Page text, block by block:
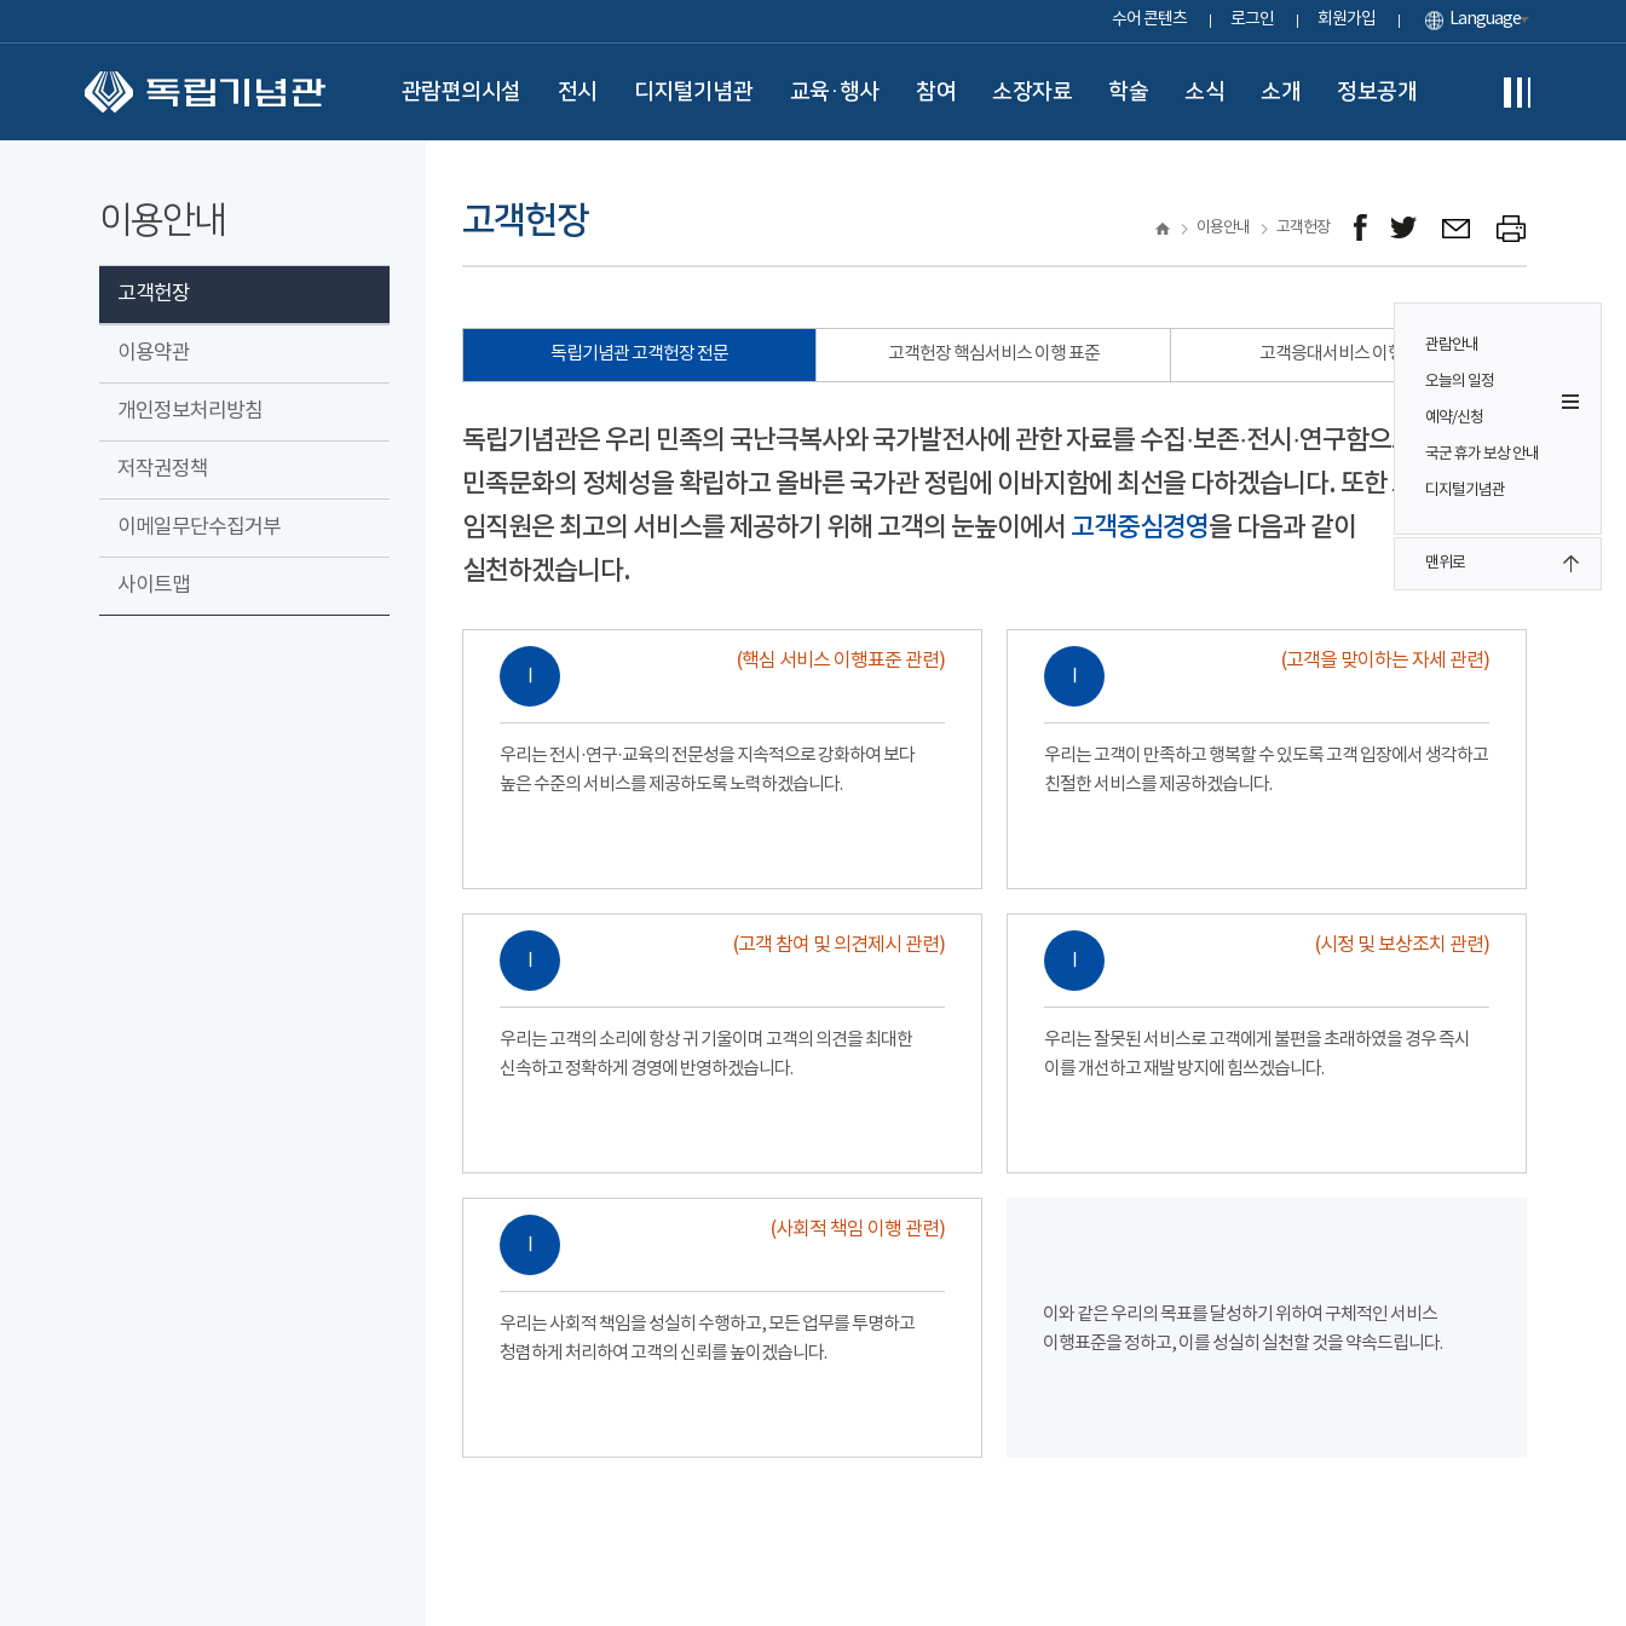
수어 콘텐츠 로그인 회원가입 Language
관람편의시설 전시 디지털기념관 교육·행사 참여 소장자료 학술 소식 소개 정보공개
관람안내
오늘의 일정
예약/신청
국군 휴가 보상 안내
디지털기념관
맨위로
이용안내
고객헌장
이용약관
개인정보처리방침
저작권정책
이메일무단수집거부
사이트맵
고객헌장 이용안내 고객헌장
독립기념관 고객헌장 전문 고객헌장 핵심서비스 이행 표준 고객응대서비스 이행 표준
독립기념관은 우리 민족의 국난극복사와 국가발전사에 관한 자료를 수집·보존·전시·연구함으로써
민족문화의 정체성을 확립하고 올바른 국가관 정립에 이바지함에 최선을 다하겠습니다. 또한 모든
임직원은 최고의 서비스를 제공하기 위해 고객의 눈높이에서 고객중심경영을 다음과 같이
실천하겠습니다.
Ⅰ
(핵심 서비스 이행표준 관련)
우리는 전시·연구·교육의 전문성을 지속적으로 강화하여 보다
높은 수준의 서비스를 제공하도록 노력하겠습니다.
Ⅰ
(고객을 맞이하는 자세 관련)
우리는 고객이 만족하고 행복할 수 있도록 고객 입장에서 생각하고
친절한 서비스를 제공하겠습니다.
Ⅰ
(고객 참여 및 의견제시 관련)
우리는 고객의 소리에 항상 귀 기울이며 고객의 의견을 최대한
신속하고 정확하게 경영에 반영하겠습니다.
Ⅰ
(시정 및 보상조치 관련)
우리는 잘못된 서비스로 고객에게 불편을 초래하였을 경우 즉시
이를 개선하고 재발 방지에 힘쓰겠습니다.
Ⅰ
(사회적 책임 이행 관련)
우리는 사회적 책임을 성실히 수행하고, 모든 업무를 투명하고
청렴하게 처리하여 고객의 신뢰를 높이겠습니다.
이와 같은 우리의 목표를 달성하기 위하여 구체적인 서비스
이행표준을 정하고, 이를 성실히 실천할 것을 약속드립니다.